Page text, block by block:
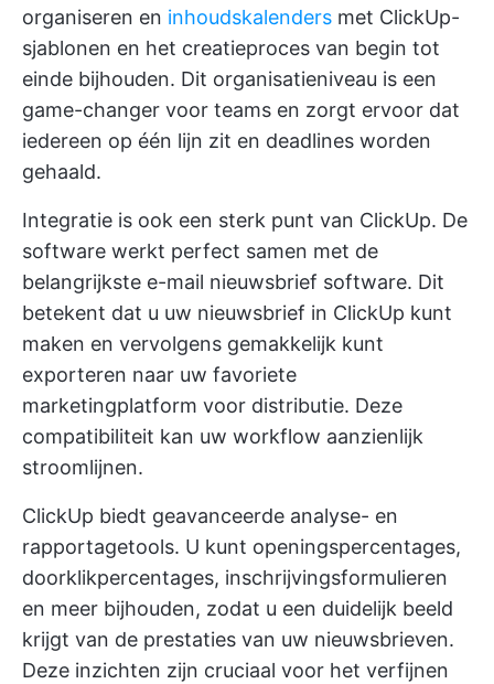
organiseren en inhoudskalenders met ClickUp-
sjablonen en het creatieproces van begin tot
einde bijhouden. Dit organisatieniveau is een
game-changer voor teams en zorgt ervoor dat
iedereen op één lijn zit en deadlines worden
gehaald.
Integratie is ook een sterk punt van ClickUp. De
software werkt perfect samen met de
belangrijkste e-mail nieuwsbrief software. Dit
betekent dat u uw nieuwsbrief in ClickUp kunt
maken en vervolgens gemakkelijk kunt
exporteren naar uw favoriete
marketingplatform voor distributie. Deze
compatibiliteit kan uw workflow aanzienlijk
stroomlijnen.
ClickUp biedt geavanceerde analyse- en
rapportagetools. U kunt openingspercentages,
doorklikpercentages, inschrijvingsformulieren
en meer bijhouden, zodat u een duidelijk beeld
krijgt van de prestaties van uw nieuwsbrieven.
Deze inzichten zijn cruciaal voor het verfijnen